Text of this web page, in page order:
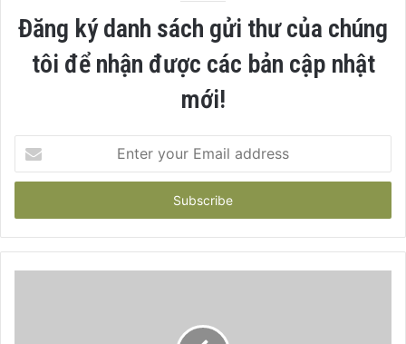
Đăng ký danh sách gửi thư của chúng
tôi để nhận được các bản cập nhật
mới!
your
Email